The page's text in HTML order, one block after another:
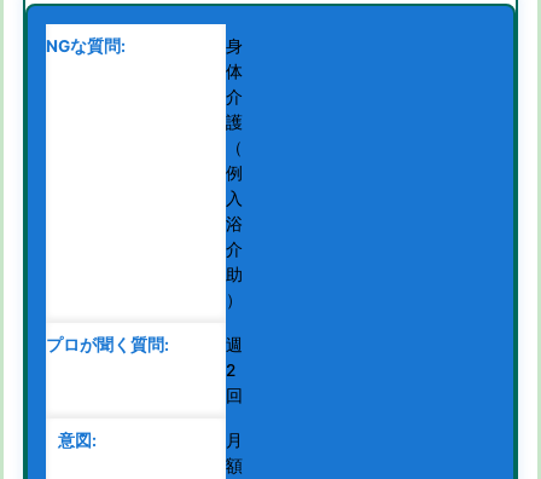
身
体
介
護
（
例
入
浴
介
助
）
週
2
回
月
額